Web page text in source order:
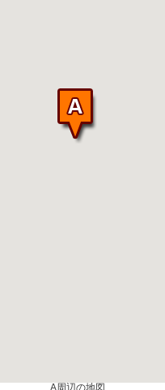
A周辺の地図